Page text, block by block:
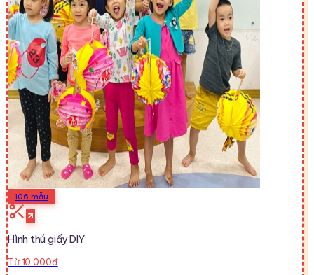
106 mẫu
Hình thú giấy DIY
Từ 10.000đ